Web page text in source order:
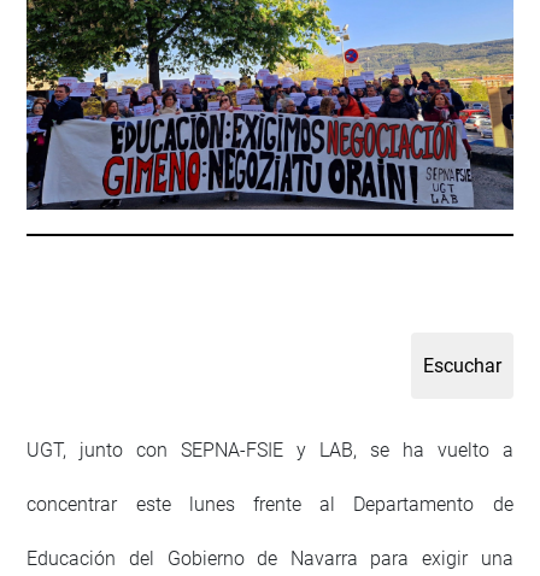
UGT, junto con SEPNA-FSIE y LAB, se ha vuelto a
concentrar este lunes frente al Departamento de
Educación del Gobierno de Navarra para exigir una